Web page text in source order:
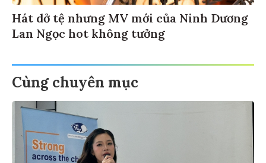
Hát dở tệ nhưng MV mới của Ninh Dương
Lan Ngọc hot không tưởng
Cùng chuyên mục